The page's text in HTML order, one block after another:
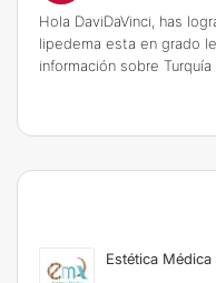
Hola DaviDaVinci, has
lipedema esta en grado
información sobre
Estética